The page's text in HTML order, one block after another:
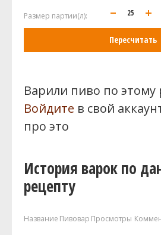
Размер партии(л):
Пересчитать
Варили пиво по этому
Войдите в свой
про это
История варок по
рецепту
Название Пивовар Просмотры